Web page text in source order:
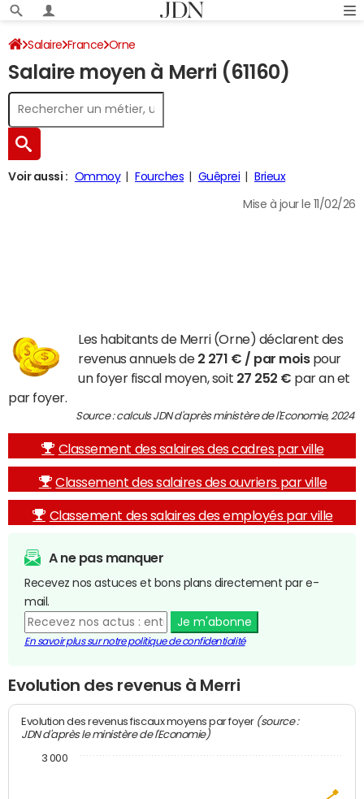
Salaire France Orne
Salaire moyen à Merri (61160)
Voir aussi : Ommoy Fourches Guêprei Brieux
Mise à jour le 11/02/26
Les habitants de Merri (Orne) déclarent des
revenus annuels de 2 271 € / par moispour
un foyer fiscal moyen, soit 27 252 € par an et
par foyer.
Source : calculs JDN d'après ministère de l'Economie, 2024
Classement des salaires des cadres par ville
Classement des salaires des ouvriers par ville
Classement des salaires des employés par ville
A ne pas manquer
Recevez nos astuces et bons plans directement par e-
mail.
Je m'abonne
En savoir plus sur notre politique de confidentialité
Evolution des revenus à Merri
Evolution des revenus fiscaux moyens par foyer (source :
JDN d'après le ministère de l'Economie)
3 000